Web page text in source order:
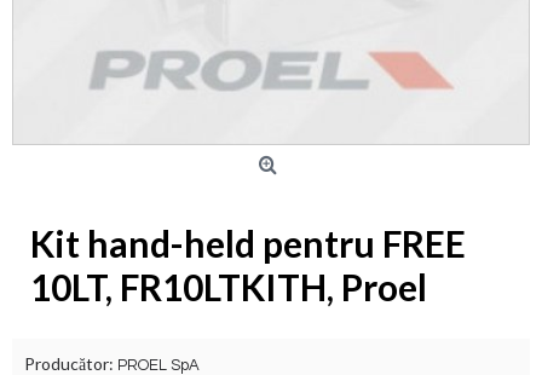
Kit hand-held pentru FREE
10LT, FR10LTKITH, Proel
Producător: PROEL SpA